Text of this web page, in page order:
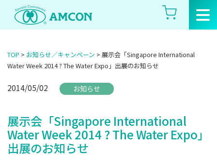
Skip
the
TOP > お知らせ／キャンペーン > 展示会「Singapore International
Water Week 2014 ? The Water Expo」出展のお知らせ
2014/05/02 お知らせ
展示会「Singapore International
Water Week 2014 ? The Water Expo」
出展のお知らせ